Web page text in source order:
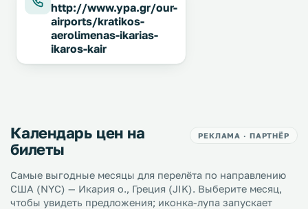
http://www.ypa.gr/our-
airports/kratikos-
aerolimenas-ikarias-
ikaros-kair
Календарь цен на
билеты
РЕКЛАМА · ПАРТНЁР
Самые выгодные месяцы для перелёта по направлению
США (NYC) — Икария о., Греция (JIK). Выберите месяц,
чтобы увидеть предложения; иконка-лупа запускает